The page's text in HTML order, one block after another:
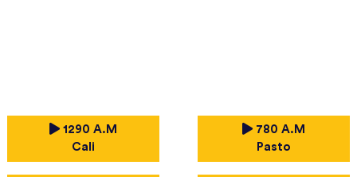
1290 A.M
Cali
780 A.M
Pasto